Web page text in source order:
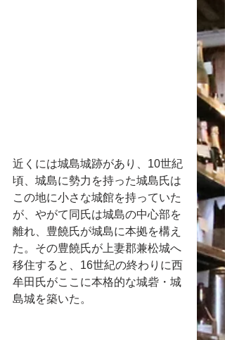
近くには城島城跡があり、10世紀
頃、城島に勢力を持った城島氏は
この地に小さな城館を持っていた
が、やがて同氏は城島の中心部を
離れ、豊饒氏が城島に本拠を構え
た。その豊饒氏が上妻郡兼松城へ
移住すると、16世紀の終わりに西
牟田氏がここに本格的な城砦・城
島城を築いた。